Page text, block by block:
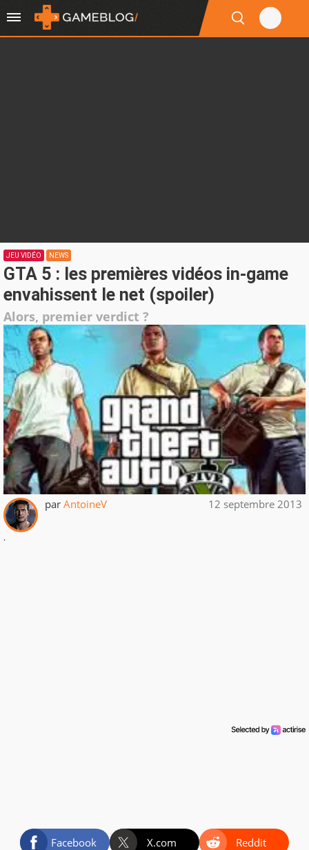
JEU VIDÉO NEWS
GTA 5 : les premières vidéos in-game
envahissent le net (spoiler)
Alors, premier verdict ?
par AntoineV 12 septembre 2013
.
Facebook X.com
Reddit